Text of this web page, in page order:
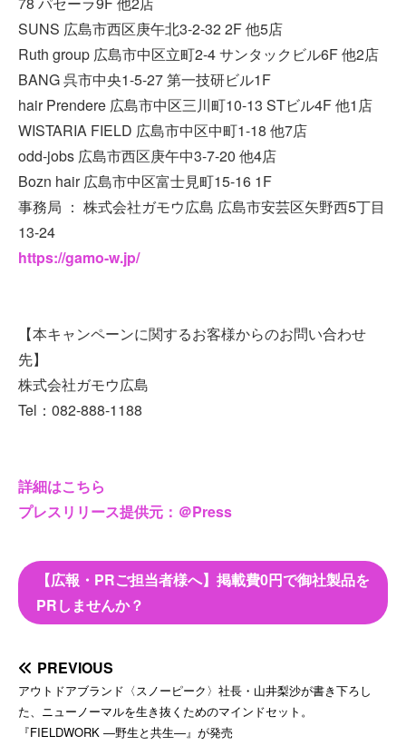
SUNS 広島市西区庚午北3-2-32 2F 他5店
Ruth group 広島市中区立町2-4 サンタックビル6F 他2店
BANG 呉市中央1-5-27 第一技研ビル1F
hair Prendere 広島市中区三川町10-13 STビル4F 他1店
WISTARIA FIELD 広島市中区中町1-18 他7店
odd-jobs 広島市西区庚午中3-7-20 他4店
Bozn hair 広島市中区富士見町15-16 1F
事務局 ： 株式会社ガモウ広島 広島市安芸区矢野西5丁目
13-24
https://gamo-w.jp/
【本キャンペーンに関するお客様からのお問い合わせ
先】
株式会社ガモウ広島
Tel：082-888-1188
詳細はこちら
プレスリリース提供元：＠Press
【広報・PRご担当者様へ】掲載費0円で御社製品を
PRしませんか？
PREVIOUS
アウトドアブランド〈スノーピーク〉社長・山井梨沙が書き下ろし
た、ニューノーマルを生き抜くためのマインドセット。
『FIELDWORK ―野生と共生―』が発売